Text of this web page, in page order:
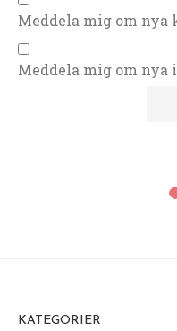
Meddela mig om nya
Meddela mig om nya
KATEGORIER